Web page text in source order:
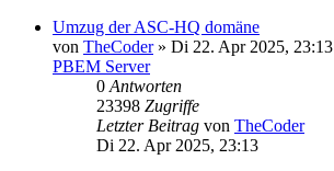
Umzug der ASC-HQ domäne
von TheCoder» Di 22. Apr 2025, 23:13
PBEM Server
0 Antworten
23398 Zugriffe
Letzter Beitrag von TheCoder
Di 22. Apr 2025, 23:13